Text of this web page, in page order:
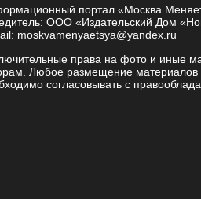
портал «Москва
ООО «Издательский Дом
moskvamenyaetsya@yandex.ru
права на фото и иные
Любое размещение материалов
согласовывать с